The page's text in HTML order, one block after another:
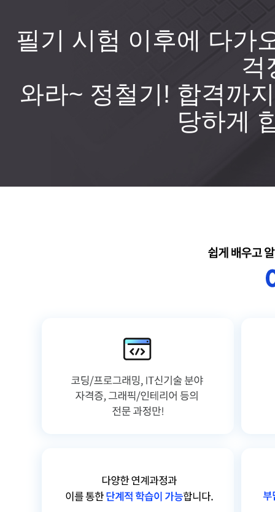
필기 시험 이후에 다가
걱
와라~ 정철기! 합격까
당하게